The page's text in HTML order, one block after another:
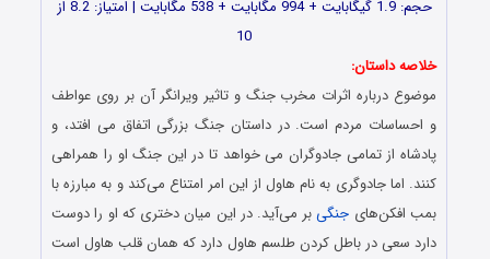
حجم: 1.9 گیگابایت + 994 مگابایت + 538 مگابایت | امتیاز: 8.2 از
10
خلاصه داستان:
موضوع درباره اثرات مخرب جنگ و تاثیر ویرانگر آن بر روی عواطف
و احساسات مردم است. در داستان جنگ بزرگی اتفاق می افتد، و
پادشاه از تمامی جادوگران می خواهد تا در این جنگ او را همراهی
کنند. اما جادوگری به نام هاول از این امر امتناع می‌کند و به مبارزه با
بمب افکن‌های جنگیبر می‌آید. در این میان دختری که او را دوست
دارد سعی در باطل کردن طلسم هاول دارد که همان قلب هاول است